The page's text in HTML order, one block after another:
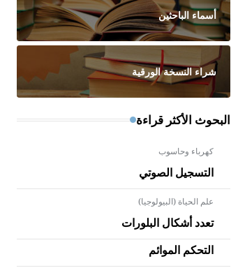
أسماء الباحثين
شراء النسخة الورقية
البحوث الأكثر قراءة
كهرباء وحاسوب
التسجيل الصوتي
علم الحياة (البيولوجيا)
تعدد أشكال البلورات
التحكم الموائم